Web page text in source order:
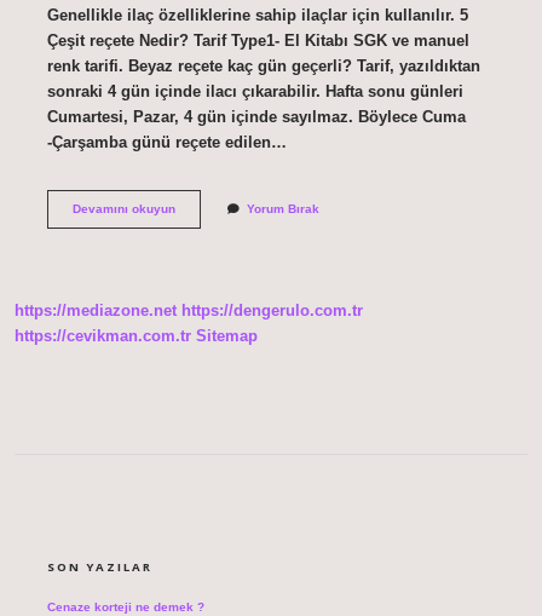
Genellikle ilaç özelliklerine sahip ilaçlar için kullanılır. 5
Çeşit reçete Nedir? Tarif Type1- El Kitabı SGK ve manuel
renk tarifi. Beyaz reçete kaç gün geçerli? Tarif, yazıldıktan
sonraki 4 gün içinde ilacı çıkarabilir. Hafta sonu günleri
Cumartesi, Pazar, 4 gün içinde sayılmaz. Böylece Cuma
-Çarşamba günü reçete edilen…
Devamını okuyunBeyaz
Yorum Bırak
https://mediazone.net https://dengerulo.com.tr
https://cevikman.com.tr Sitemap
SON YAZILAR
Cenaze korteji ne demek ?